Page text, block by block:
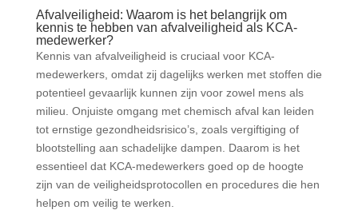
Afvalveiligheid: Waarom is het belangrijk om
kennis te hebben van afvalveiligheid als KCA-
medewerker?
Kennis van afvalveiligheid is cruciaal voor KCA-
medewerkers, omdat zij dagelijks werken met stoffen die
potentieel gevaarlijk kunnen zijn voor zowel mens als
milieu. Onjuiste omgang met chemisch afval kan leiden
tot ernstige gezondheidsrisico’s, zoals vergiftiging of
blootstelling aan schadelijke dampen. Daarom is het
essentieel dat KCA-medewerkers goed op de hoogte
zijn van de veiligheidsprotocollen en procedures die hen
helpen om veilig te werken.